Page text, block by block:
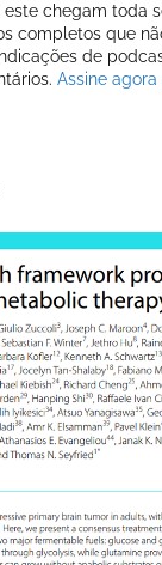
chegam toda
completos que
de
Assine